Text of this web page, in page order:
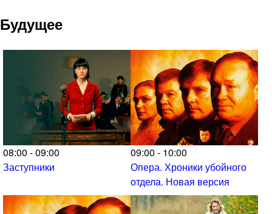
Будущее
08:00 - 09:00
Заступники
09:00 - 10:00
Опера. Хроники убойного
отдела. Новая версия